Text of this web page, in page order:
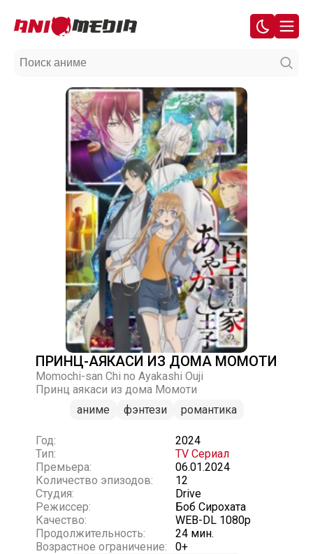
ПРИНЦ-АЯКАСИ ИЗ ДОМА МОМОТИ
Momochi-san Chi no Ayakashi Ouji
Принц аякаси из дома Момоти
аниме
фэнтези романтика
Год:
2024
Тип:
TV Сериал
Премьера:
06.01.2024
Количество эпизодов:
12
Студия:
Drive
Режиссер:
Боб Сирохата
Качество:
WEB-DL 1080p
Продолжительность:
24 мин.
Возрастное ограничение:
0+